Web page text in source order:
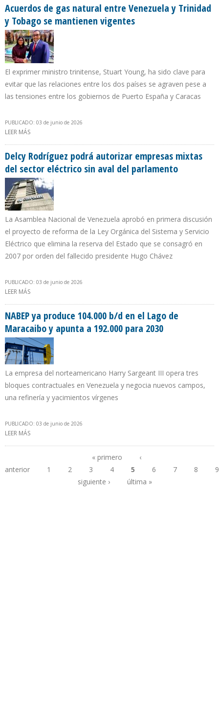
2026
Acuerdos de gas natural entre Venezuela y Trinidad
y Tobago se mantienen vigentes
El exprimer ministro trinitense, Stuart Young, ha sido clave para
evitar que las relaciones entre los dos países se agraven pese a
las tensiones entre los gobiernos de Puerto España y Caracas
PUBLICADO: 03 de junio de 2026
LEER MÁS
Delcy Rodríguez podrá autorizar empresas mixtas
del sector eléctrico sin aval del parlamento
La Asamblea Nacional de Venezuela aprobó en primera discusión
el proyecto de reforma de la Ley Orgánica del Sistema y Servicio
Eléctrico que elimina la reserva del Estado que se consagró en
2007 por orden del fallecido presidente Hugo Chávez
PUBLICADO: 03 de junio de 2026
LEER MÁS
NABEP ya produce 104.000 b/d en el Lago de
Maracaibo y apunta a 192.000 para 2030
La empresa del norteamericano Harry Sargeant III opera tres
bloques contractuales en Venezuela y negocia nuevos campos,
una refinería y yacimientos vírgenes
PUBLICADO: 03 de junio de 2026
LEER MÁS
Páginas
« primero
‹
anterior
1 2 3 4 5 6 7 8
9
siguiente ›
última »